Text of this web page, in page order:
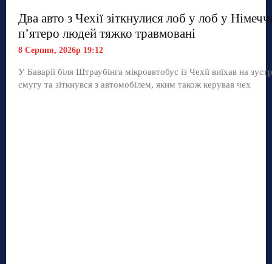
Два авто з Чехії зіткнулися лоб у лоб у
п’ятеро людей тяжко травмовані
8 Серпня, 2026р 19:12
У Баварії біля Штраубінга мікроавтобус із Чехії виїхав на
смугу та зіткнувся з автомобілем, яким також керував чех